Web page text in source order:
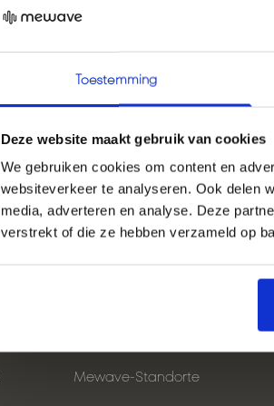
Toestemming
Deze website maakt gebruik van cookies
We gebruiken cookies om content en
websiteverkeer te analyseren. Ook delen
media, adverteren en analyse. Deze
verstrekt of die ze hebben verzameld op
Mewave-Standorte